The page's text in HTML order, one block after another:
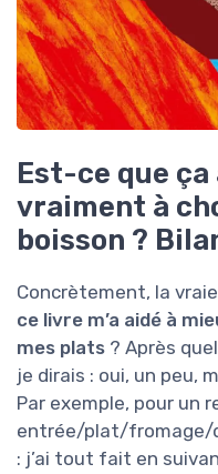
Est-ce que ça
vraiment à
boisson ?
Concrètement, la
ce livre m’a aidé à
mes plats ? Après
je dirais : oui, un peu,
Par exemple, pour un
entrée/plat/fromage/
: j’ai tout fait en